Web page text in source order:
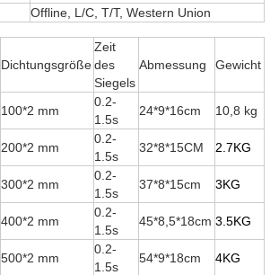
Offline, L/C, T/T, Western Union
Dichtungsgröße
Zeit
des
Siegels
Abmessung Gewicht
100*2 mm
0.2-
1.5s
24*9*16cm
10,8 kg
200*2 mm
0.2-
1.5s
32*8*15CM 2.7KG
300*2 mm
0.2-
1.5s
37*8*15cm 3KG
400*2 mm
0.2-
1.5s
45*8,5*18cm 3.5KG
500*2 mm
0.2-
1.5s
54*9*18cm 4KG